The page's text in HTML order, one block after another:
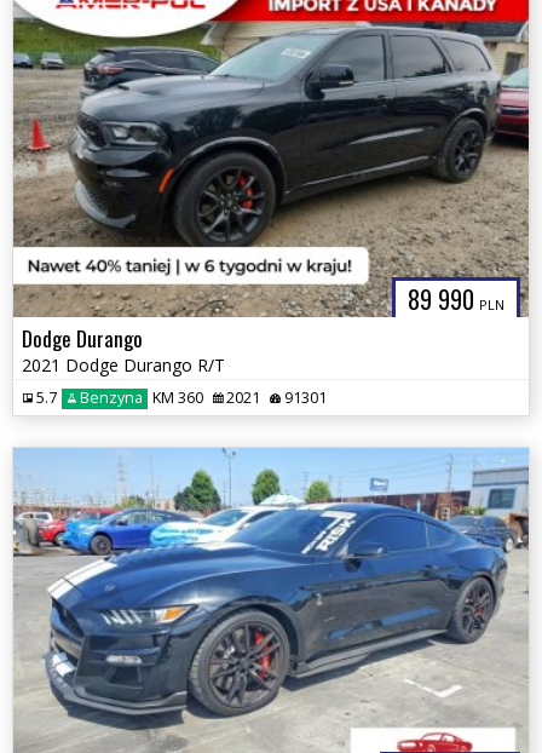
89 990 PLN
Dodge Durango
2021 Dodge Durango R/T
5.7 Benzyna KM 360 2021 91301